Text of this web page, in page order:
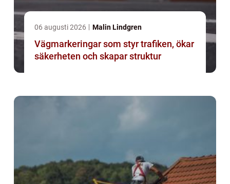
06 augusti 2026 Malin Lindgren
Vägmarkeringar som styr trafiken, ökar
säkerheten och skapar struktur